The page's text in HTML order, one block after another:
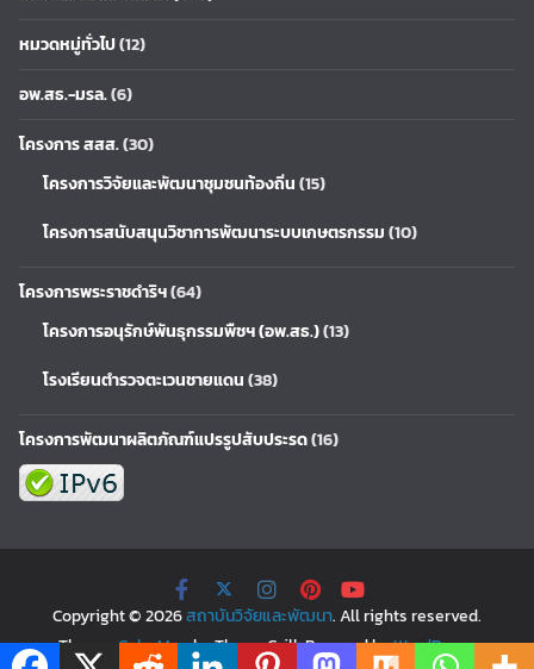
หมวดหมู่ทั่วไป(12)
อพ.สธ.-มรล.(6)
โครงการ สสส.(30)
โครงการวิจัยและพัฒนาชุมชนท้องถิ่น(15)
โครงการสนับสนุนวิชาการพัฒนาระบบเกษตรกรรม(10)
โครงการพระราชดำริฯ(64)
โครงการอนุรักษ์พันธุกรรมพืชฯ (อพ.สธ.)(13)
โรงเรียนตำรวจตะเวนชายแดน(38)
โครงการพัฒนาผลิตภัณฑ์แปรรูปสับประรด(16)
Copyright © 2026สถาบันวิจัยและพัฒนา. All rights reserved.
Theme: ColorMagby ThemeGrill. Powered byWordPress.